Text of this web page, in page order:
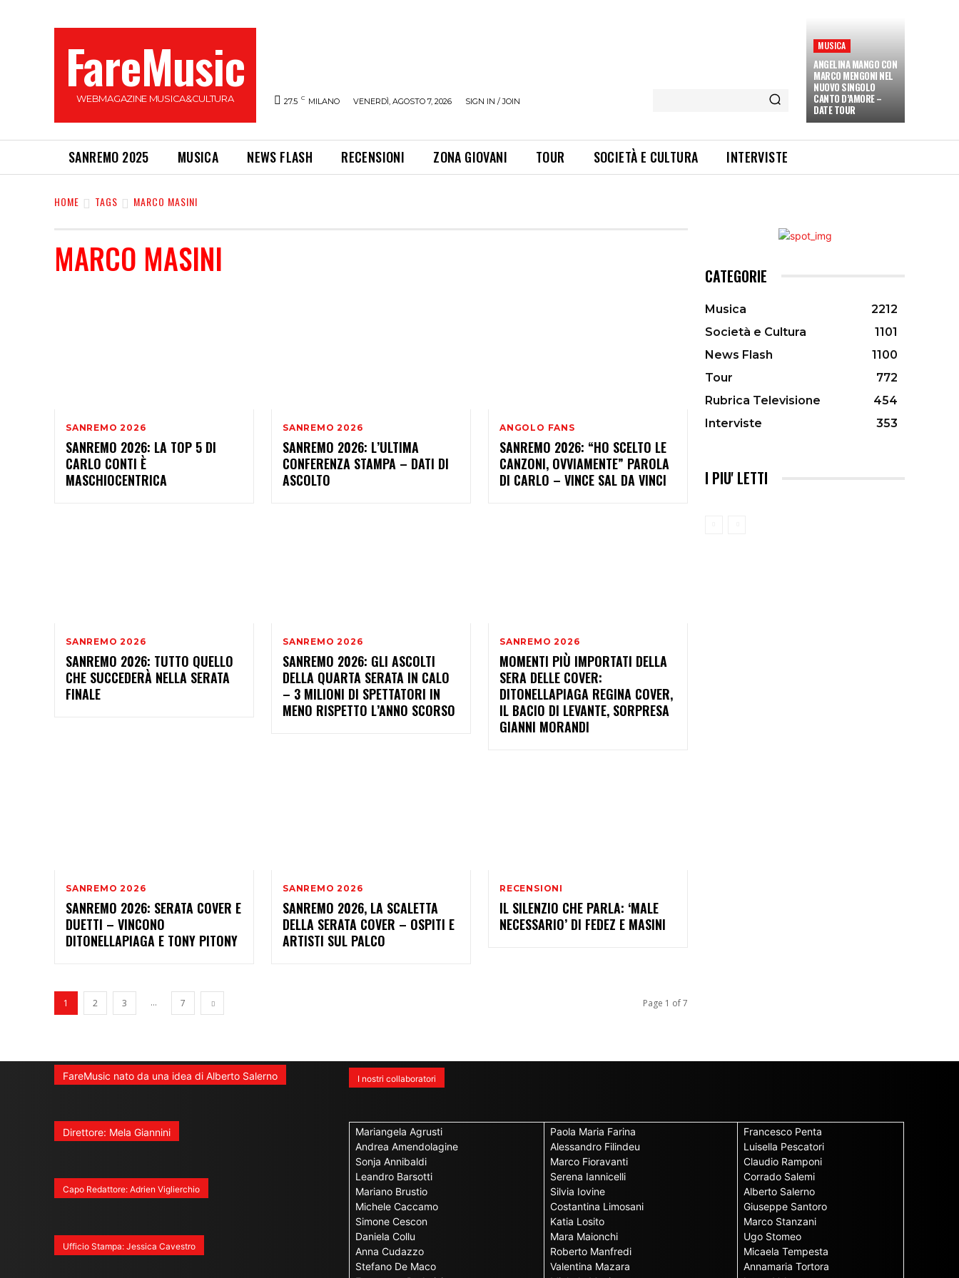
FareMusic
WEBMAGAZINE MUSICA&CULTURA 27.5 C MILANO VENERDÌ, AGOSTO 7, 2026 SIGN IN / JOIN
MUSICA
ANGELINA MANGO CON
MARCO MENGONI NEL
NUOVO SINGOLO
CANTO D’AMORE –
DATE TOUR
SANREMO 2025 MUSICA NEWS FLASH RECENSIONI ZONA GIOVANI TOUR SOCIETÀ E CULTURA INTERVISTE
HOME TAGS MARCO MASINI
MARCO MASINI
SANREMO 2026
SANREMO 2026: LA TOP 5 DI
CARLO CONTI È
MASCHIOCENTRICA
SANREMO 2026
SANREMO 2026: L’ULTIMA
CONFERENZA STAMPA – DATI DI
ASCOLTO
ANGOLO FANS
SANREMO 2026: “HO SCELTO LE
CANZONI, OVVIAMENTE” PAROLA
DI CARLO – VINCE SAL DA VINCI
SANREMO 2026
SANREMO 2026: TUTTO QUELLO
CHE SUCCEDERÀ NELLA SERATA
FINALE
SANREMO 2026
SANREMO 2026: GLI ASCOLTI
DELLA QUARTA SERATA IN CALO
– 3 MILIONI DI SPETTATORI IN
MENO RISPETTO L’ANNO SCORSO
SANREMO 2026
MOMENTI PIÙ IMPORTATI DELLA
SERA DELLE COVER:
DITONELLAPIAGA REGINA COVER,
IL BACIO DI LEVANTE, SORPRESA
GIANNI MORANDI
SANREMO 2026
SANREMO 2026: SERATA COVER E
DUETTI – VINCONO
DITONELLAPIAGA E TONY PITONY
SANREMO 2026
SANREMO 2026, LA SCALETTA
DELLA SERATA COVER – OSPITI E
ARTISTI SUL PALCO
RECENSIONI
IL SILENZIO CHE PARLA: ‘MALE
NECESSARIO’ DI FEDEZ E MASINI
1 2 3 ... 7 Page 1 of 7
CATEGORIE
Musica
2212
Società e Cultura
1101
News Flash
1100
Tour
772
Rubrica Televisione
454
Interviste
353
I PIU' LETTI
FareMusic nato da una idea di Alberto Salerno
Direttore: Mela Giannini
Capo Redattore: Adrien Viglierchio
Ufficio Stampa: Jessica Cavestro
I nostri collaboratori
Mariangela Agrusti
Andrea Amendolagine
Sonja Annibaldi
Leandro Barsotti
Mariano Brustio
Michele Caccamo
Simone Cescon
Daniela Collu
Anna Cudazzo
Stefano De Maco
Paola Maria Farina
Alessandro Filindeu
Marco Fioravanti
Serena Iannicelli
Silvia Iovine
Costantina Limosani
Katia Losito
Mara Maionchi
Roberto Manfredi
Valentina Mazara
Francesco Penta
Luisella Pescatori
Claudio Ramponi
Corrado Salemi
Alberto Salerno
Giuseppe Santoro
Marco Stanzani
Ugo Stomeo
Micaela Tempesta
Annamaria Tortora